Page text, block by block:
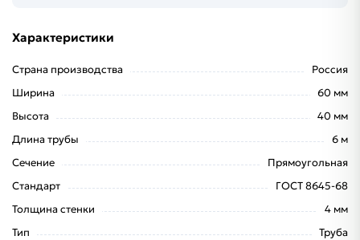
Характеристики
Страна производства
Россия
Ширина
60 мм
Высота
40 мм
Длина трубы
6 м
Сечение
Прямоугольная
Стандарт
ГОСТ 8645-68
Толщина стенки
4 мм
Тип
Труба